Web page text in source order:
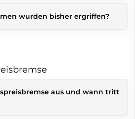
wurden bisher ergriffen?
aus und wann tritt